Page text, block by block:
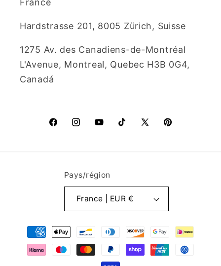
France
Hardstrasse 201, 8005 Zürich, Suisse
1275 Av. des Canadiens-de-Montréal
L'Avenue, Montreal, Quebec H3B 0G4,
Canadá
FacebookInstagramYouTubeTikTokX
Pinterest
Pays/région
France | EUR €
Moyens
de
paiement